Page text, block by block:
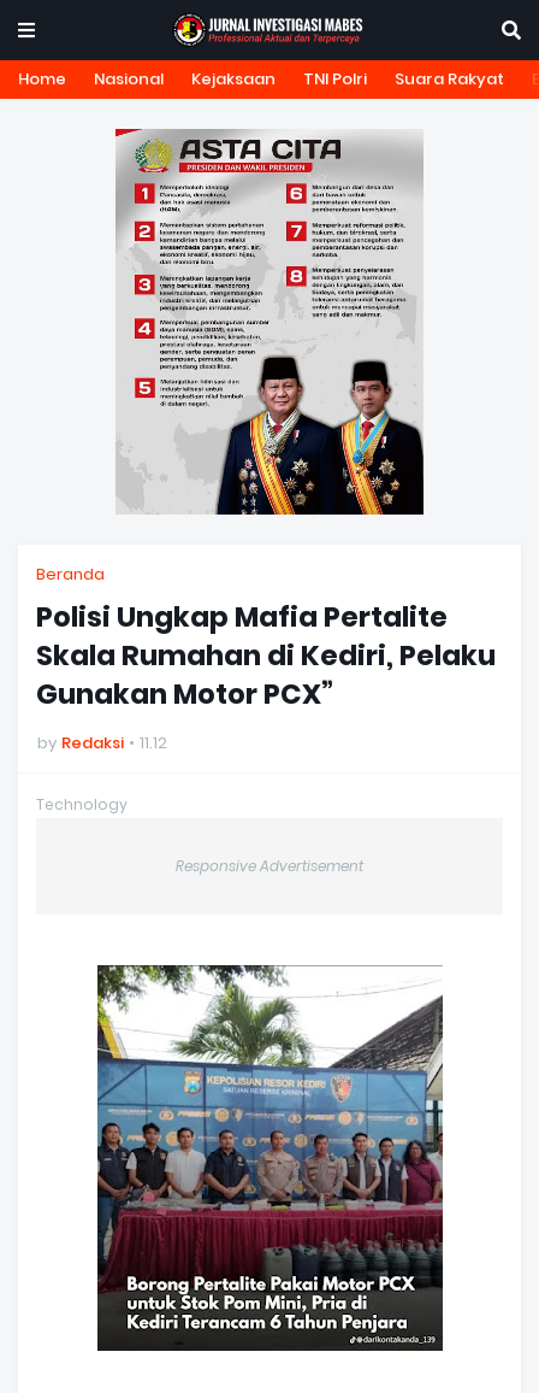
Home Nasional Kejaksaan TNI Polri Suara Rakyat
Beranda
Polisi Ungkap Mafia Pertalite
Skala Rumahan di Kediri, Pelaku
Gunakan Motor PCX”
by Redaksi 11.12
Technology
Responsive Advertisement